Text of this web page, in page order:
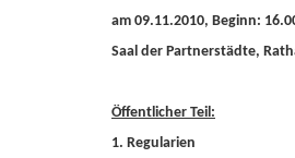
am 09.11.2010, Beginn:
Saal der Partnerstädte,
Öffentlicher Teil:
1. Regularien